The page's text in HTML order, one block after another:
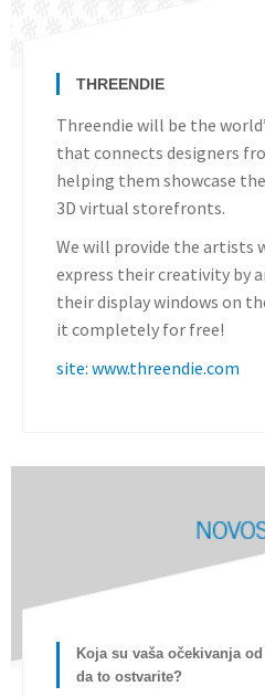
THREENDIE
Threendie will be the
that connects designers
helping them showcase
3D virtual storefronts.
We will provide the artists
express their creativity by
their display windows on
it completely for free!
site: www.threendie.com
Koja su vaša očekivanja
da to ostvarite?